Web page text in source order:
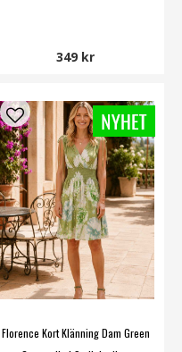
349 kr
Florence Kort Klänning Dam Green